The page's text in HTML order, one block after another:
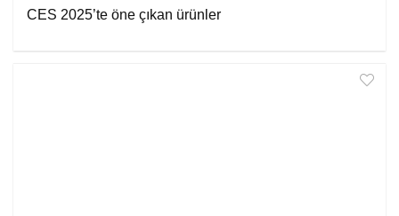
CES 2025’te öne çıkan ürünler